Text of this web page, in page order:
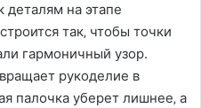
деталям на этапе
так‚ чтобы точки
гармоничный узор.
рукоделие в
палочка уберет лишнее‚ а